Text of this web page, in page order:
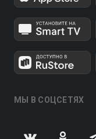
МЫ В СОЦСЕТЯХ